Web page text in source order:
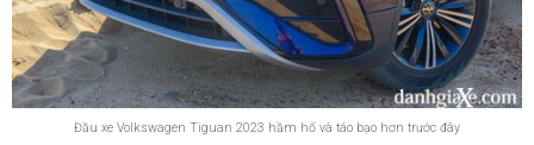
Đầu xe Volkswagen Tiguan 2023 hầm hố và táo bạo hơn trước đây